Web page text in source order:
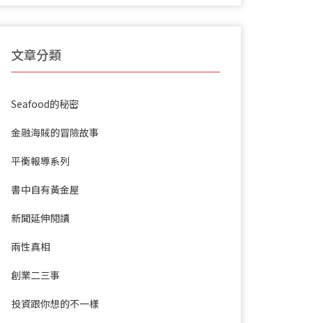
文章分類
Seafood的秘密
金融海賊的冒險故事
平衡報導系列
書中自有黃金屋
新聞延伸閱讀
兩性真相
創業二三事
投資跟你想的不一樣